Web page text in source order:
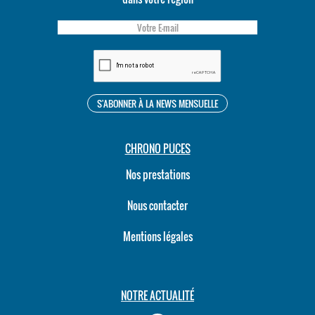
CHRONO PUCES
Nos prestations
Nous contacter
Mentions légales
NOTRE ACTUALITÉ